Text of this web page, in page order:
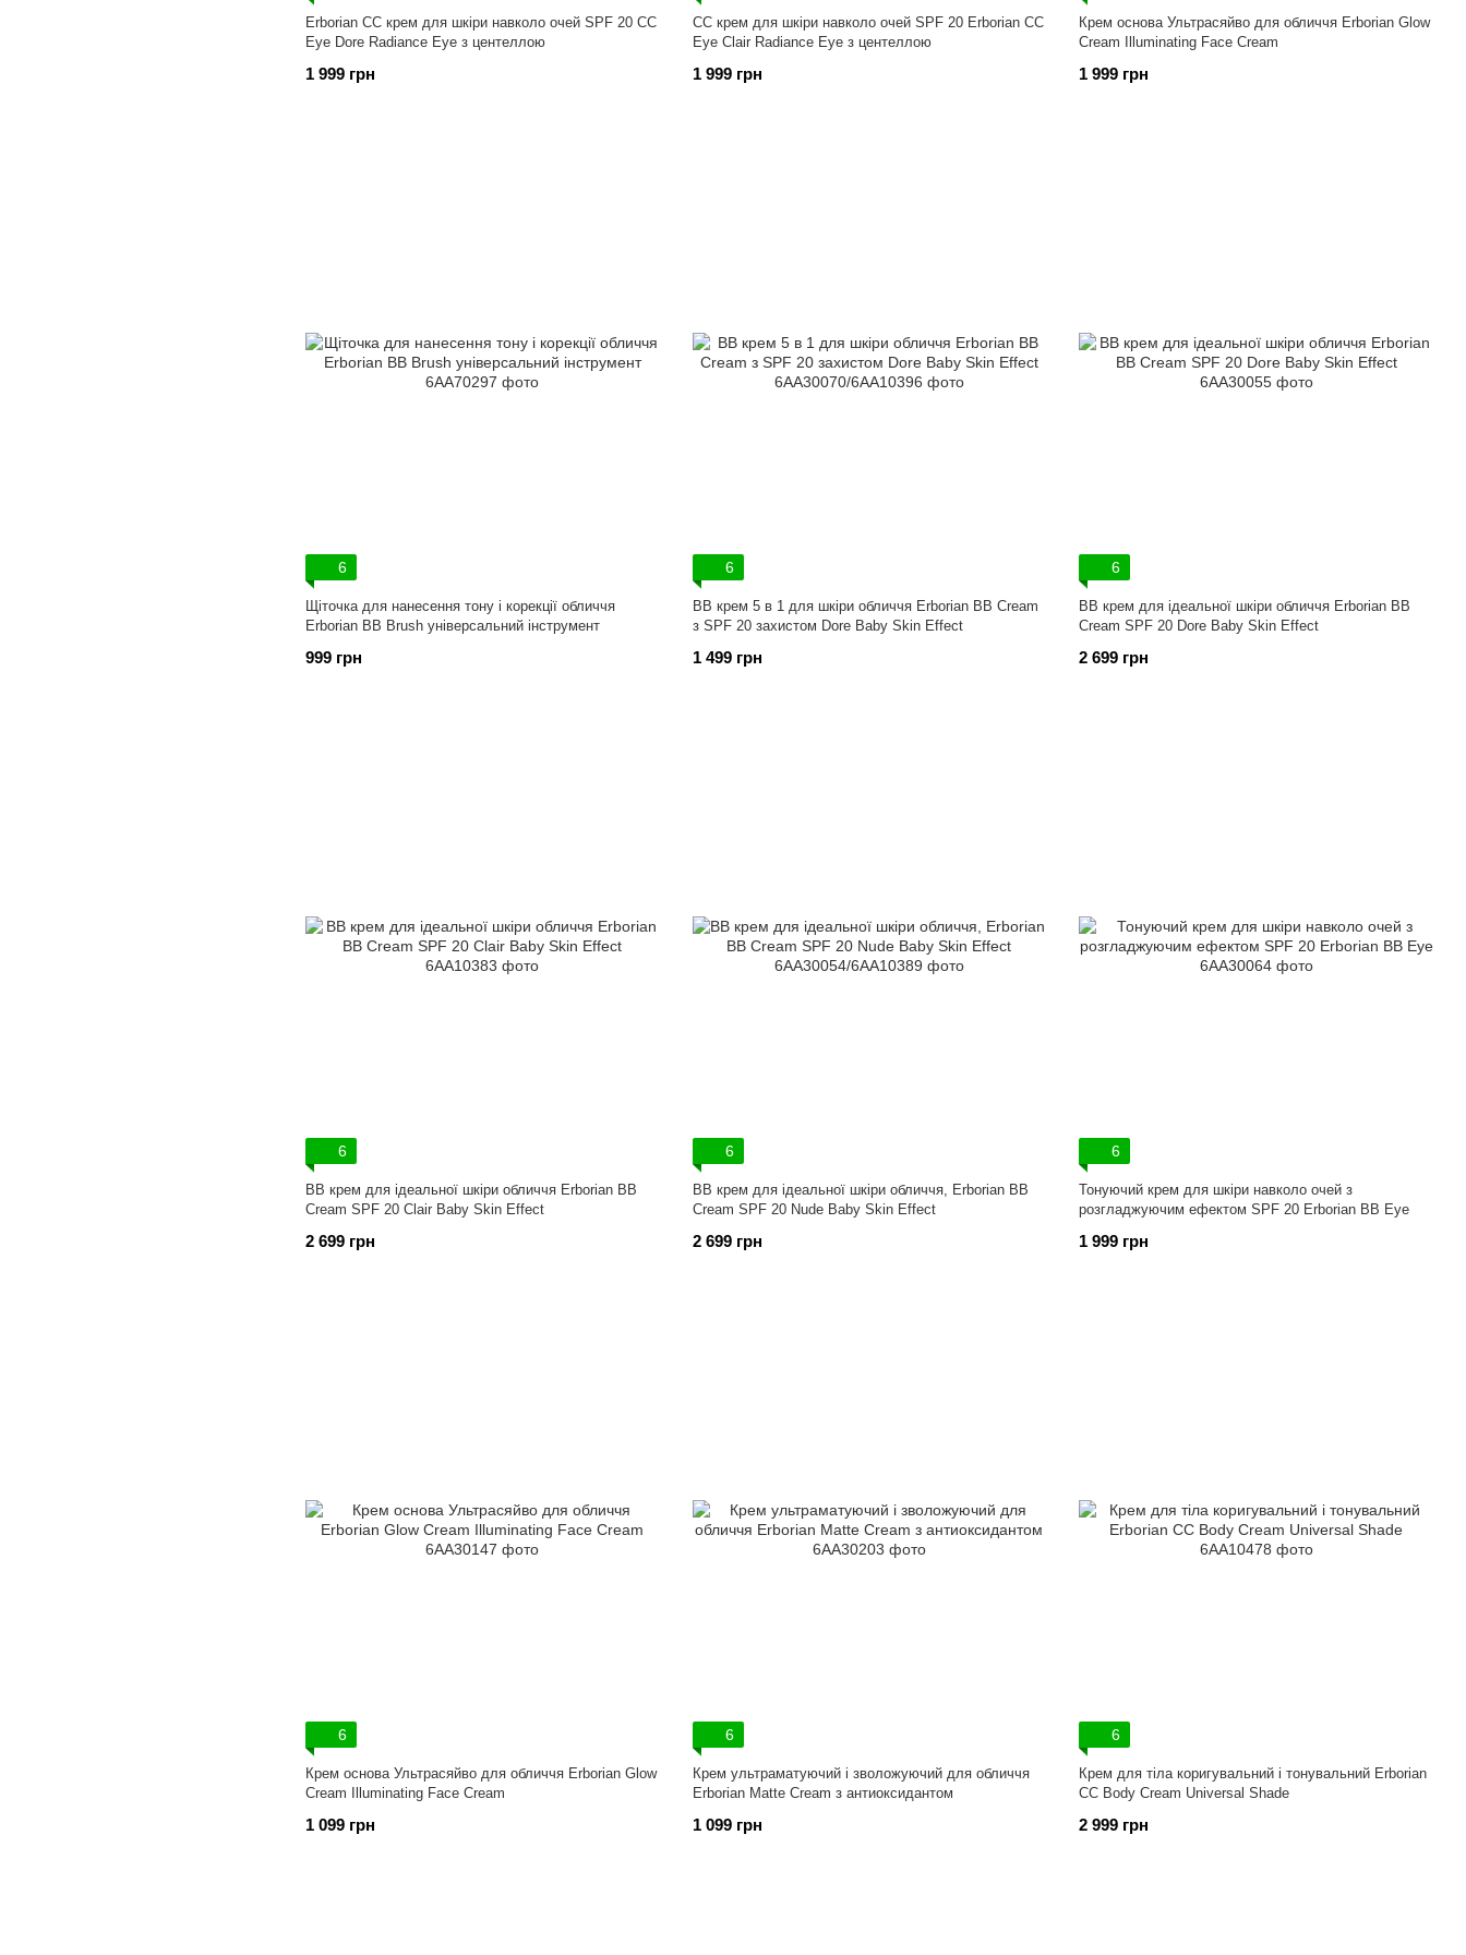
Erborian СС крем для шкіри навколо очей SPF 20 CC
Eye Dore Radiance Eye з центеллою
1 999 грн
СС крем для шкіри навколо очей SPF 20 Erborian CC
Eye Clair Radiance Eye з центеллою
1 999 грн
Крем основа Ультрасяйво для обличчя Erborian Glow
Cream Illuminating Face Cream
1 999 грн
6
Щіточка для нанесення тону і корекції обличчя
Erborian BB Brush універсальний інструмент
999 грн
6
ВВ крем 5 в 1 для шкіри обличчя Erborian BB Cream
з SPF 20 захистом Dore Baby Skin Effect
1 499 грн
6
ВВ крем для ідеальної шкіри обличчя Erborian BB
Cream SPF 20 Dore Baby Skin Effect
2 699 грн
6
ВВ крем для ідеальної шкіри обличчя Erborian BB
Cream SPF 20 Clair Baby Skin Effect
2 699 грн
6
ВВ крем для ідеальної шкіри обличчя, Erborian BB
Cream SPF 20 Nude Baby Skin Effect
2 699 грн
6
Тонуючий крем для шкіри навколо очей з
розгладжуючим ефектом SPF 20 Erborian BB Eye
1 999 грн
6
Крем основа Ультрасяйво для обличчя Erborian Glow
Cream Illuminating Face Cream
1 099 грн
6
Крем ультраматуючий і зволожуючий для обличчя
Erborian Matte Cream з антиоксидантом
1 099 грн
6
Крем для тіла коригувальний і тонувальний Erborian
CC Body Cream Universal Shade
2 999 грн